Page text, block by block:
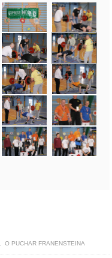
O PUCHAR FRANENSTEINA